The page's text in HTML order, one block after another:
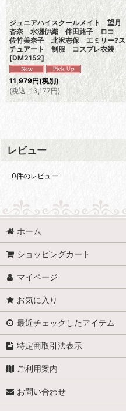
ジュニアハイスクールメイト 望月
杏奈 水瀬伊織 伴田路子 ロコ
佐竹美奈子 北沢志保 エミリー?ス
チュアート 制服 コスプレ衣装
[DM2152]
11,979円(税別)
(税込: 13,177円)
レビュー
0件のレビュー
ホーム
ショッピングカート
マイページ
お気に入り
最近チェックしたアイテム
特定商取引法表示
ご利用案内
お問い合わせ